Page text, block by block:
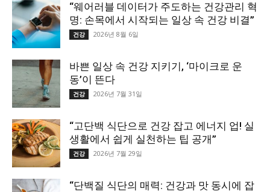
“웨어러블 데이터가 주도하는 건강관리 혁
명: 손목에서 시작되는 일상 속 건강 비결”
건강 2026년 8월 6일
바쁜 일상 속 건강 지키기, ‘마이크로 운
동’이 뜬다
건강 2026년 7월 31일
“고단백 식단으로 건강 잡고 에너지 업! 실
생활에서 쉽게 실천하는 팁 공개”
건강 2026년 7월 29일
“단백질 식단의 매력: 건강과 맛 동시에 잡